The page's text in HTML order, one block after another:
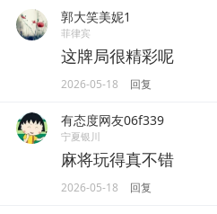
郭大笑美妮1
菲律宾
这牌局很精彩呢
2026-05-18 回复
有态度网友06f339
宁夏银川
麻将玩得真不错
2026-05-18 回复